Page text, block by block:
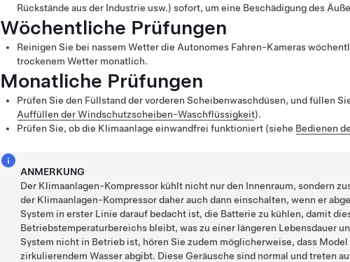
Rückstände aus der Industrie usw.) sofort, um eine Beschädigung des
Wöchentliche Prüfungen
Reinigen Sie bei nassem Wetter die Autonomes Fahren-Kameras
trockenem Wetter monatlich.
Monatliche Prüfungen
Prüfen Sie den Füllstand der vorderen Scheibenwaschdüsen, und füllen
Auffüllen der Windschutzscheiben-Waschflüssigkeit).
Prüfen Sie, ob die Klimaanlage einwandfrei funktioniert (siehe Bedienen
ANMERKUNG
Der Klimaanlagen-Kompressor kühlt nicht nur den Innenraum, sondern
der Klimaanlagen-Kompressor daher auch dann einschalten, wenn er
System in erster Linie darauf bedacht ist, die Batterie zu kühlen, damit
Betriebstemperaturbereichs bleibt, was zu einer längeren Lebensdauer
System nicht in Betrieb ist, hören Sie zudem möglicherweise, dass Model
zirkulierendem Wasser abgibt. Diese Geräusche sind normal und treten